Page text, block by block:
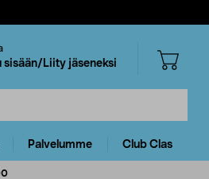
sisään/Liity jäseneksi
Palvelumme Club Clas